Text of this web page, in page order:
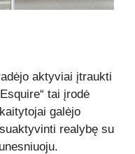
aktyviai įtraukti
tai įrodė
galėjo
realybę su